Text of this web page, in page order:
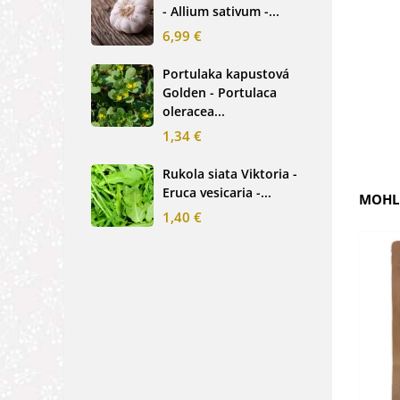
- Allium sativum -...
6,99 €
Portulaka kapustová
Golden - Portulaca
oleracea...
1,34 €
Rukola siata Viktoria -
Eruca vesicaria -...
1,40 €